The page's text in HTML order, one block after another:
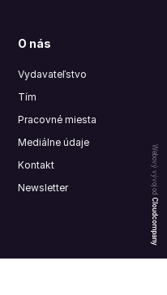
Webový vývoj od
Cloudcompany
O nás
Vydavateľstvo
Tím
Pracovné miesta
Mediálne údaje
Kontakt
Newsletter